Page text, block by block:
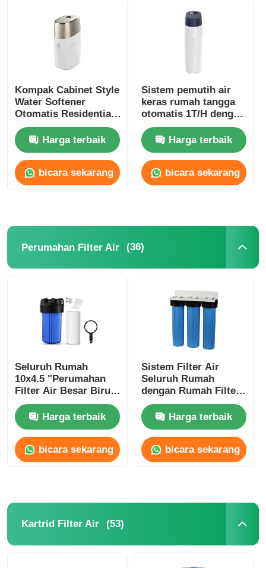
Kompak Cabinet Style
Water Softener
Otomatis Residential
Water Softening
SystemHarga terbaik
bicara sekarang
Sistem pemutih air
keras rumah tangga
otomatis 1T/H dengan
tangki resin
Harga terbaik
bicara sekarang
Perumahan Filter Air (36)
Seluruh Rumah
10x4.5 "Perumahan
Filter Air Besar Biru
Perumahan Filter
Dengan Kunci dan
Bracket
Harga terbaik
bicara sekarang
Sistem Filter Air
Seluruh Rumah
dengan Rumah Filter
Big Blue Tiga Tahap
dengan Braket
Harga terbaik
bicara sekarang
Kartrid Filter Air (53)